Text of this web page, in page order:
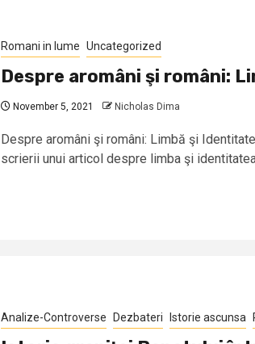
Romani in lume Uncategorized
Despre aromâni şi români:
November 5, 2021 Nicholas Dima
Despre aromâni şi români: Limbă şi
scrierii unui articol despre limba şi
Analize-Controverse Dezbateri Istorie ascunsa